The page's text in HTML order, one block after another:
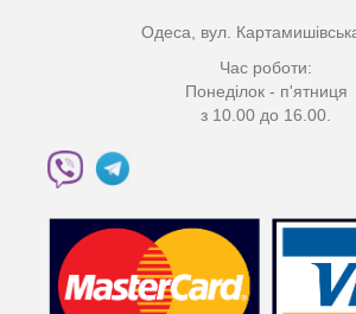
Одеса, вул.
Час роботи:
Понеділок - п'ятниця
з 10.00 до 16.00.